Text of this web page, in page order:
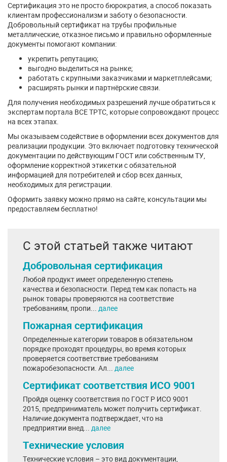
Сертификация это не просто бюрократия, а способ показать
клиентам профессионализм и заботу о безопасности.
Добровольный сертификат на трубы профильные
металлические, отказное письмо и правильно оформленные
документы помогают компании:
укрепить репутацию;
выгодно выделиться на рынке;
работать с крупными заказчиками и маркетплейсами;
расширять рынки и партнёрские связи.
Для получения необходимых разрешений лучше обратиться к
экспертам портала ВСЕ ТРТС, которые сопровождают процесс
на всех этапах.
Мы оказываем содействие в оформлении всех документов для
реализации продукции. Это включает подготовку технической
документации по действующим ГОСТ или собственным ТУ,
оформление корректной этикетки с обязательной
информацией для потребителей и сбор всех данных,
необходимых для регистрации.
Оформить заявку можно прямо на сайте, консультации мы
предоставляем бесплатно!
С этой статьей также читают
Добровольная сертификация
Любой продукт имеет определенную степень
качества и безопасности. Перед тем как попасть на
рынок товары проверяются на соответствие
требованиям, пропи... далее
Пожарная сертификация
Определенные категории товаров в обязательном
порядке проходят процедуры, во время которых
проверяется соответствие требованиям
пожаробезопасности. Ал... далее
Сертификат соответствия ИСО 9001
Пройдя оценку соответствия по ГОСТ Р ИСО 9001
2015, предприниматель может получить сертификат.
Наличие документа подтверждает, что на
предприятии внед... далее
Технические условия
Технические условия – это вид документации,